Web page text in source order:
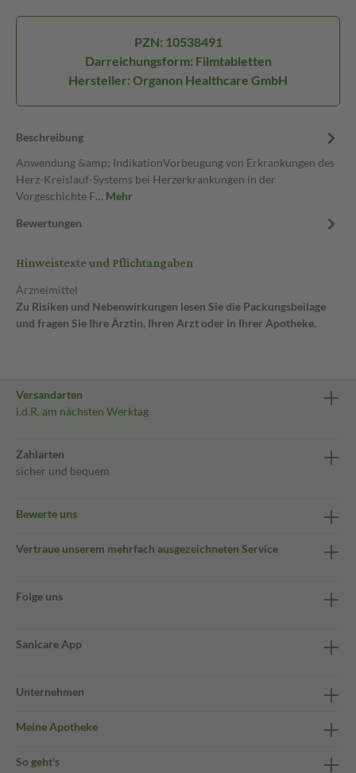
PZN: 10538491
Darreichungsform: Filmtabletten
Hersteller: Organon Healthcare GmbH
Beschreibung
Anwendung &amp; IndikationVorbeugung von Erkrankungen des
Herz-Kreislauf-Systems bei Herzerkrankungen in der
Vorgeschichte F… Mehr
Bewertungen
Hinweistexte und Pflichtangaben
Arzneimittel
Zu Risiken und Nebenwirkungen lesen Sie die Packungsbeilage
und fragen Sie Ihre Ärztin, Ihren Arzt oder in Ihrer Apotheke.
Versandarten
i.d.R. am nächsten Werktag
Zahlarten
sicher und bequem
Bewerte uns
Vertraue unserem mehrfach ausgezeichneten Service
Folge uns
Sanicare App
Unternehmen
Meine Apotheke
So geht's